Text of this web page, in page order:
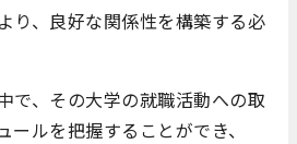
り、良好な関係性を構築する必
で、その大学の就職活動への取
ールを把握することができ、